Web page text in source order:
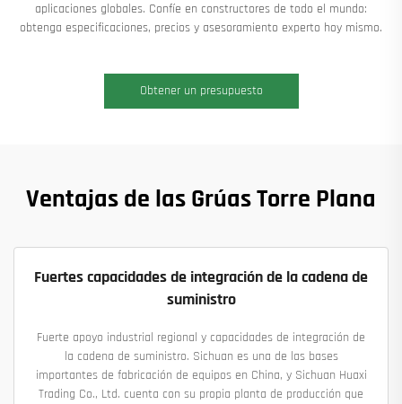
aplicaciones globales. Confíe en constructores de todo el mundo:
obtenga especificaciones, precios y asesoramiento experto hoy mismo.
Obtener un presupuesto
Ventajas de las Grúas Torre Plana
Fuertes capacidades de integración de la cadena de
suministro
Fuerte apoyo industrial regional y capacidades de integración de
la cadena de suministro. Sichuan es una de las bases
importantes de fabricación de equipos en China, y Sichuan Huaxi
Trading Co., Ltd. cuenta con su propia planta de producción que